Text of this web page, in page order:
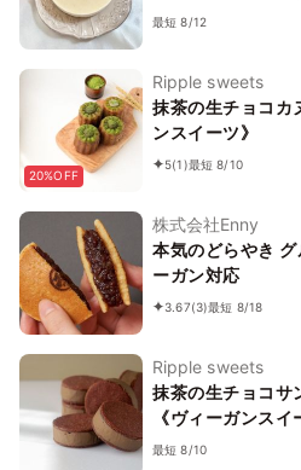
ヴィーガンケーキ
最短 8/12
20%OFF
Ripple sweets
抹茶の生チョコカ
ンスイーツ》
5(1)最短 8/10
株式会社Enny
本気のどらやき
ーガン対応
3.67(3)最短 8/18
Ripple sweets
抹茶の生チョコサ
《ヴィーガンスイ
最短 8/10